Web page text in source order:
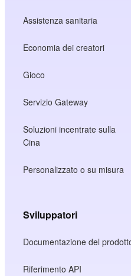
Assistenza sanitaria
Economia dei creatori
Gioco
Servizio Gateway
Soluzioni incentrate sulla
Cina
Personalizzato o su misura
Sviluppatori
Documentazione del
Riferimento API